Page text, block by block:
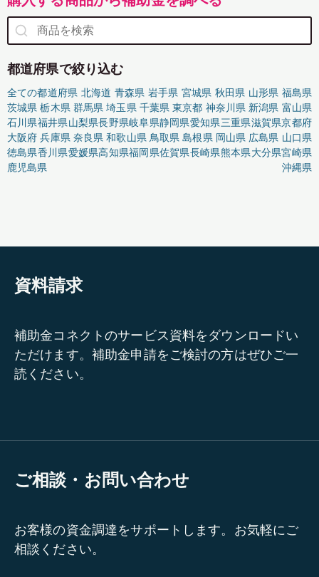
都道府県で絞り込む
全ての都道府県 北海道 青森県 岩手県 宮城県 秋田県 山形県 福島県
茨城県 栃木県 群馬県 埼玉県 千葉県 東京都 神奈川県 新潟県 富山県
石川県福井県山梨県長野県岐阜県静岡県愛知県三重県滋賀県京都府
大阪府 兵庫県 奈良県 和歌山県 鳥取県 島根県 岡山県 広島県 山口県
徳島県香川県愛媛県高知県福岡県佐賀県長崎県熊本県大分県宮崎県
鹿児島県
沖縄県
資料請求
補助金コネクトのサービス資料をダウンロードい
ただけます。補助金申請をご検討の方はぜひご一
読ください。
ご相談・お問い合わせ
お客様の資金調達をサポートします。お気軽にご
相談ください。